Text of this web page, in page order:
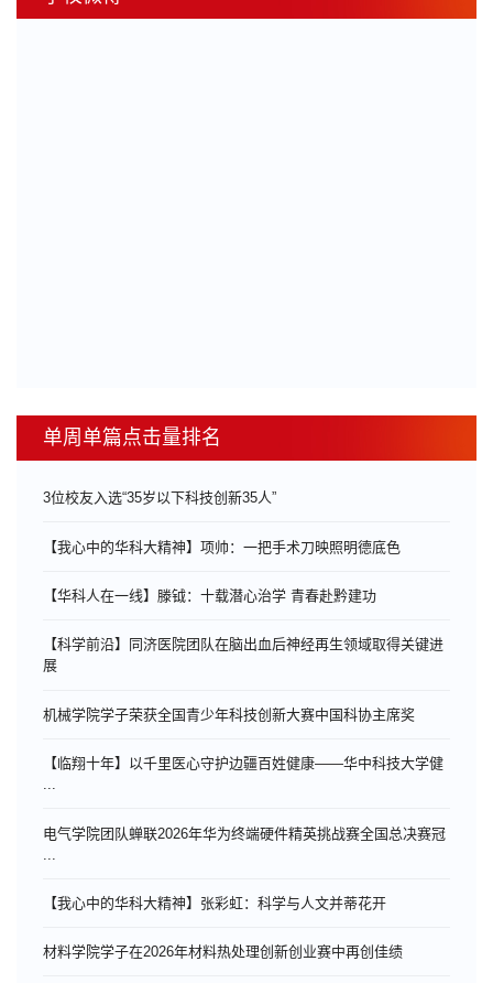
单周单篇点击量排名
3位校友入选“35岁以下科技创新35人”
【我心中的华科大精神】项帅：一把手术刀映照明德底色
【华科人在一线】滕钺：十载潜心治学 青春赴黔建功
【科学前沿】同济医院团队在脑出血后神经再生领域取得关键进
展
机械学院学子荣获全国青少年科技创新大赛中国科协主席奖
【临翔十年】以千里医心守护边疆百姓健康——华中科技大学健
...
电气学院团队蝉联2026年华为终端硬件精英挑战赛全国总决赛冠
【我心中的华科大精神】张彩虹：科学与人文并蒂花开
材料学院学子在2026年材料热处理创新创业赛中再创佳绩